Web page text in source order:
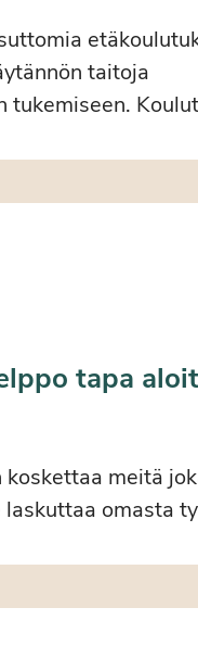
taitoja
tukemiseen.
tapa
meitä
omasta